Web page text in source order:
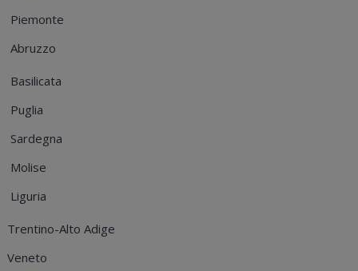
Piemonte
Abruzzo
Basilicata
Puglia
Sardegna
Molise
Liguria
Trentino-Alto Adige
Veneto